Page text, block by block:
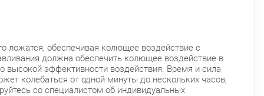
ложатся, обеспечивая колющее воздействие с
должна обеспечить колющее воздействие в
высокой эффективности воздействия. Время и сила
колебаться от одной минуты до нескольких часов,
со специалистом об индивидуальных